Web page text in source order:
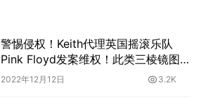
警惕侵权！Keith代理英国摇滚乐队
Pink Floyd发案维权！此类三棱镜图
案一定慎用！
2022年12月12日 3.2K